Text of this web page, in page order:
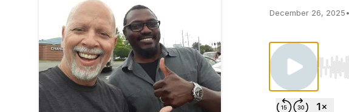
December 26, 2025•
Use